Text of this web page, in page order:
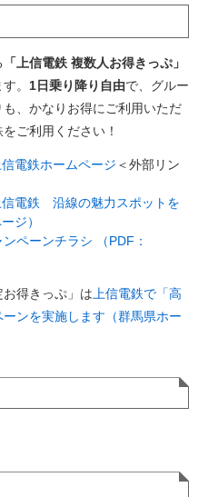
「上信電鉄 複数人お得きっぷ」
。 1日乗り降り自由で、グルー
、かなりお得にご利用いただ
ご利用ください！
信電鉄ホームページ ＜外部リン
信電鉄 沿線の魅力スポットを
ジ）
ペーンチラシ （PDF：
得きっぷ」は上信電鉄で「高
ンを実施します（群馬県ホー